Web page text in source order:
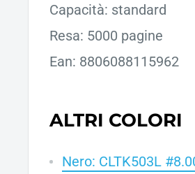
Capacità: standard
Resa: 5000 pagine
Ean: 8806088115962
ALTRI COLORI
Nero: CLTK503L